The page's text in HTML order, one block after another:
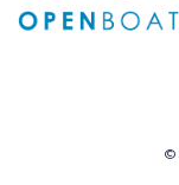
©